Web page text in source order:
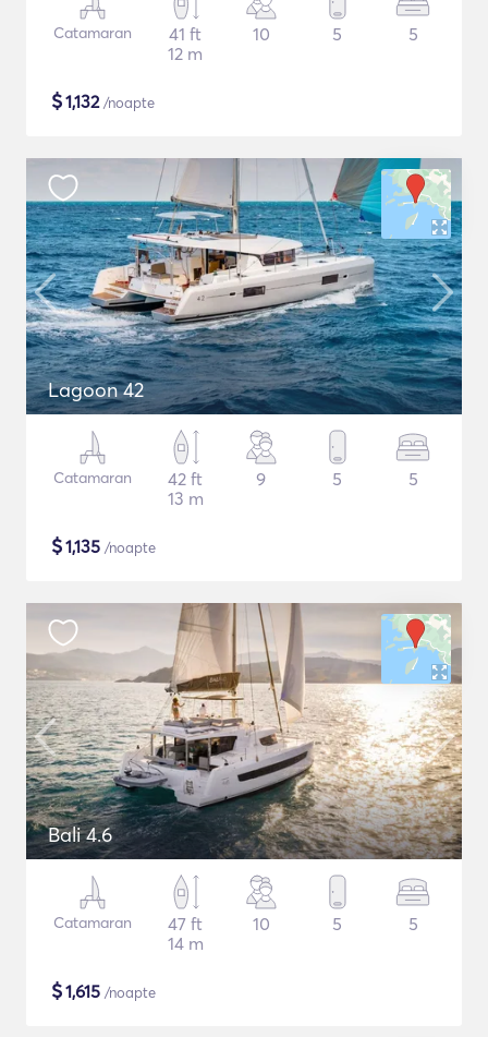
Catamaran
41 ft
12 m
10 5 5
$1,132/noapte
Lagoon 42
Catamaran
42 ft
13 m
9 5 5
$1,135 /noapte
Bali 4.6
Catamaran
47 ft
14 m
10 5 5
$1,615 /noapte